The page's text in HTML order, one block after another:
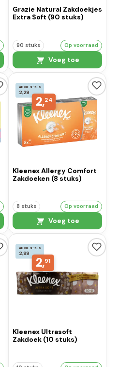
Grazie Natural Zakdoekjes
Extra Soft (90 stuks)
90 stuks Op voorraad
Voeg toe
ADVIESPRIJS
2,29
2,24
Kleenex Allergy Comfort
Zakdoeken (8 stuks)
8 stuks Op voorraad
Voeg toe
ADVIESPRIJS
2,99
2,91
Kleenex Ultrasoft
Zakdoek (10 stuks)